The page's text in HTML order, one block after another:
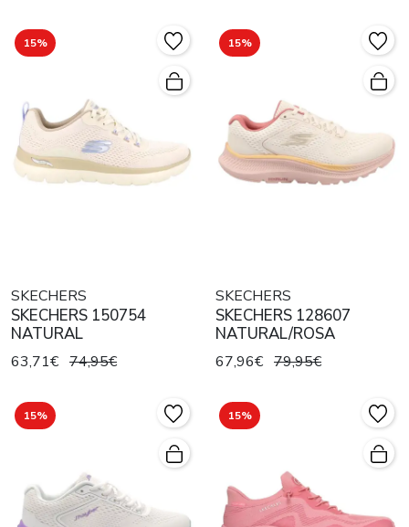
15%
SKECHERS
SKECHERS 150754
NATURAL
63,71€ 74,95€
15%
SKECHERS
SKECHERS 128607
NATURAL/ROSA
67,96€ 79,95€
15% 15%